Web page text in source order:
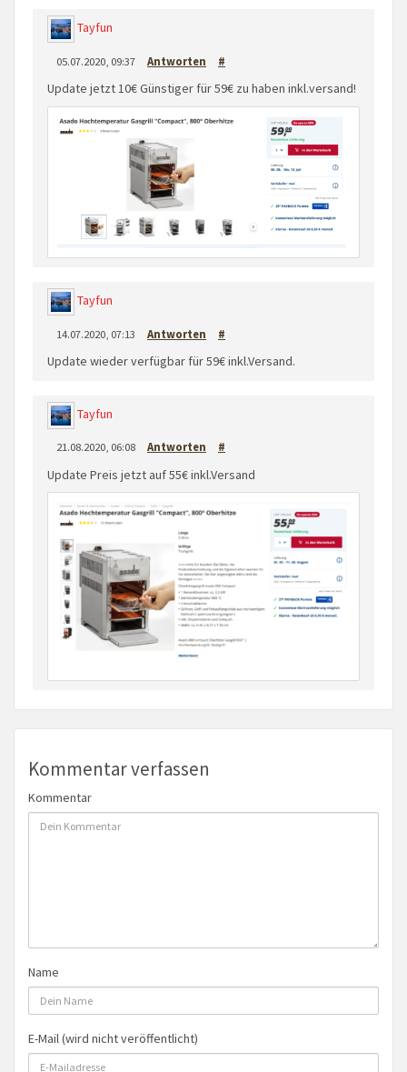
Tayfun
05.07.2020, 09:37 Antworten #
Update jetzt 10€ Günstiger für 59€ zu haben inkl.versand!
Tayfun
14.07.2020, 07:13 Antworten #
Update wieder verfügbar für 59€ inkl.Versand.
Tayfun
21.08.2020, 06:08 Antworten #
Update Preis jetzt auf 55€ inkl.Versand
Kommentar verfassen
Kommentar
Name
E-Mail (wird nicht veröffentlicht)